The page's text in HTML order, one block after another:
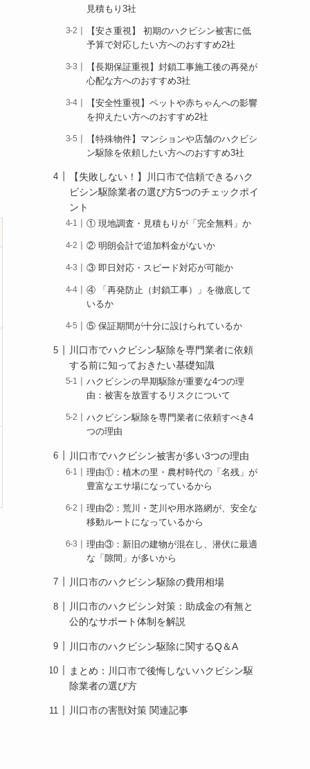
見積もり3社
【安さ重視】 初期のハクビシン被害に低
予算で対応したい方へのおすすめ2社
【長期保証重視】封鎖工事施工後の再発が
心配な方へのおすすめ3社
【安全性重視】ペットや赤ちゃんへの影響
を抑えたい方へのおすすめ2社
【特殊物件】マンションや店舗のハクビシ
ン駆除を依頼したい方へのおすすめ3社
【失敗しない！】川口市で信頼できるハク
ビシン駆除業者の選び方5つのチェックポイ
ント
① 現地調査・見積もりが「完全無料」か
② 明朗会計で追加料金がないか
③ 即日対応・スピード対応が可能か
④ 「再発防止（封鎖工事）」を徹底して
いるか
⑤ 保証期間が十分に設けられているか
川口市でハクビシン駆除を専門業者に依頼
する前に知っておきたい基礎知識
ハクビシンの早期駆除が重要な4つの理
由：被害を放置するリスクについて
ハクビシン駆除を専門業者に依頼すべき4
つの理由
川口市でハクビシン被害が多い3つの理由
理由①：植木の里・農村時代の「名残」が
豊富なエサ場になっているから
理由②：荒川・芝川や用水路網が、安全な
移動ルートになっているから
理由③：新旧の建物が混在し、潜伏に最適
な「隙間」が多いから
川口市のハクビシン駆除の費用相場
川口市のハクビシン対策：助成金の有無と
公的なサポート体制を解説
川口市のハクビシン駆除に関するQ＆A
まとめ：川口市で後悔しないハクビシン駆
除業者の選び方
川口市の害獣対策 関連記事